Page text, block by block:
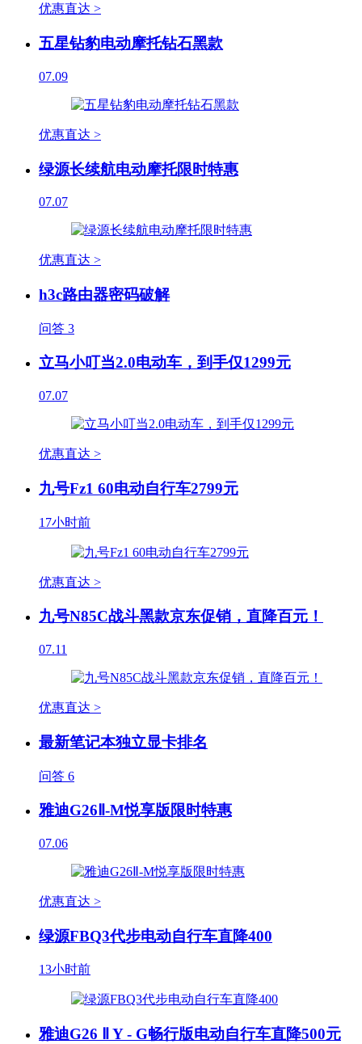
优惠直达 >
五星钻豹电动摩托钻石黑款
07.09
优惠直达 >
绿源长续航电动摩托限时特惠
07.07
优惠直达 >
h3c路由器密码破解
问答 3
立马小叮当2.0电动车，到手仅1299元
07.07
优惠直达 >
九号Fz1 60电动自行车2799元
17小时前
优惠直达 >
九号N85C战斗黑款京东促销，直降百元！
07.11
优惠直达 >
最新笔记本独立显卡排名
问答 6
雅迪G26Ⅱ-M悦享版限时特惠
07.06
优惠直达 >
绿源FBQ3代步电动自行车直降400
13小时前
雅迪G26 Ⅱ Y - G畅行版电动自行车直降500元